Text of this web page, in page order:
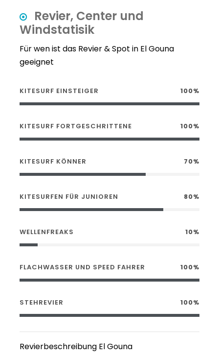
Revier, Center und
Windstatisik
Für wen ist das Revier & Spot in El Gouna
geeignet
KITESURF EINSTEIGER 100%
KITESURF FORTGESCHRITTENE 100%
KITESURF KÖNNER 70%
KITESURFEN FÜR JUNIOREN 80%
WELLENFREAKS 10%
FLACHWASSER UND SPEED FAHRER 100%
STEHREVIER 100%
Revierbeschreibung El Gouna